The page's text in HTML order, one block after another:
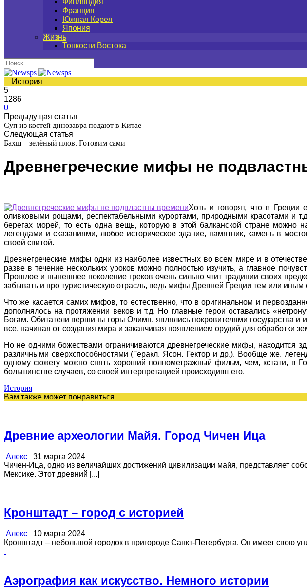
Финляндия
Франция
Южная Корея
Япония
Жизнь
Тонкости Востока
История
5
1286
0
Предыдущая статья
Суп из костей динозавра подают в Китае
Следующая статья
Бахш – зелёный плов. Готовим сами
Древнегреческие мифы не
Хоть и говорят, что в Греции
оливковыми рощами, респектабельными курортами, природными красотами и
берегах морей, то есть одна вещь, которую в этой балканской стране можно
легендами и сказаниями, любое историческое здание, памятник, камень в
своей свитой.
Древнегреческие мифы одни из наиболее известных во всем мире и в
разве в течение нескольких уроков можно полностью изучить, а главное
Прошлое и нынешнее поколение греков очень сильно чтит традиции своих
забывать и про туристическую отрасль, ведь мифы Древней Греции тем или
Что же касается самих мифов, то естественно, что в оригинальном и
дополнялось на протяжении веков и т.д. Но главные герои оставались
Богам. Обитатели вершины горы Олимп, являлись покровителями государства
все, начиная от создания мира и заканчивая появлением орудий для обработки
Но не одними божествами ограничиваются древнегреческие мифы, находится
различными сверхспособностями (Геракл, Ясон, Гектор и др.). Вообще же,
одному сюжету можно снять хороший полнометражный фильм, чем, кстати, в
большинстве случаев, со своей интерпретацией происходившего.
История
Вам также может понравиться
Древние археологии Майя. Город Чичен Ица
Алекс 31 марта 2024
Чичен-Ица, одно из величайших достижений цивилизации майя, представляет
Мексике. Этот древний [...]
Кронштадт – город с историей
Алекс 10 марта 2024
Кронштадт – небольшой городок в пригороде Санкт-Петербурга. Он имеет свою
Аэрография как искусство. Немного истории